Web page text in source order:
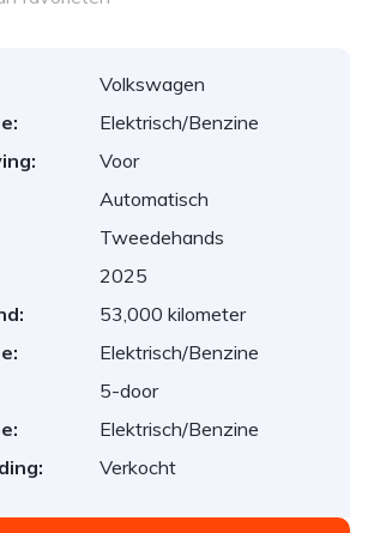
Volkswagen
Elektrisch/Benzine
Voor
Automatisch
Tweedehands
2025
53,000 kilometer
Elektrisch/Benzine
5-door
Elektrisch/Benzine
Verkocht